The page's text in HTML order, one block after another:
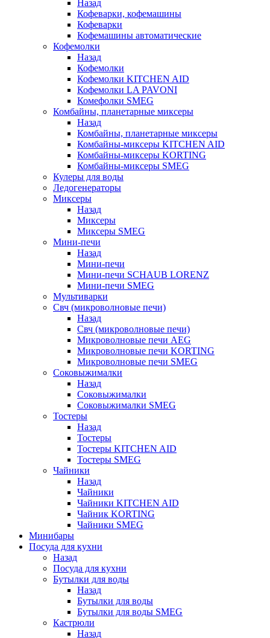
Назад
Кофеварки, кофемашины
Кофеварки
Кофемашины автоматические
Кофемолки
Назад
Кофемолки
Кофемолки KITCHEN AID
Кофемолки LA PAVONI
Комефолки SMEG
Комбайны, планетарные миксеры
Назад
Комбайны, планетарные миксеры
Комбайны-миксеры KITCHEN AID
Комбайны-миксеры KORTING
Комбайны-миксеры SMEG
Кулеры для воды
Ледогенераторы
Миксеры
Назад
Миксеры
Миксеры SMEG
Мини-печи
Назад
Мини-печи
Мини-печи SCHAUB LORENZ
Мини-печи SMEG
Мультиварки
Свч (микроволновые печи)
Назад
Свч (микроволновые печи)
Микроволновые печи AEG
Микроволновые печи KORTING
Микроволновые печи SMEG
Соковыжималки
Назад
Соковыжималки
Соковыжималки SMEG
Тостеры
Назад
Тостеры
Тостеры KITCHEN AID
Тостеры SMEG
Чайники
Назад
Чайники
Чайники KITCHEN AID
Чайник KORTING
Чайники SMEG
Минибары
Посуда для кухни
Назад
Посуда для кухни
Бутылки для воды
Назад
Бутылки для воды
Бутылки для воды SMEG
Кастрюли
Назад